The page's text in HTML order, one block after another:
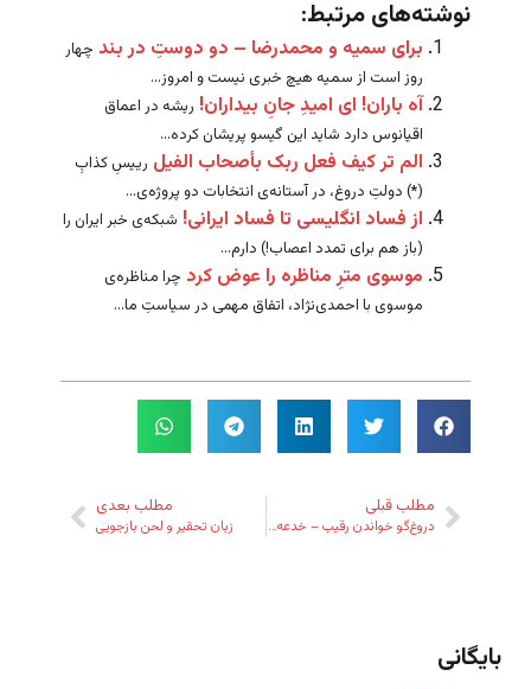
نوشته‌های مرتبط:
برای سمیه و محمدرضا – دو دوستِ در بند چهار
روز است از سمیه هیچ خبری نیست و امروز...
آه باران! ای امیدِ جانِ بیداران! ریشه در اعماق
اقیانوس دارد شاید این گیسو پریشان کرده...
الم تر کیف فعل ربک بأصحاب الفیل رییسِ کذابِ
(*) دولتِ دروغ، در آستانه‌ی انتخابات دو پروژه‌ی...
از فساد انگلیسی تا فساد ایرانی! شبکه‌ی خبر ایران را
(باز هم برای تمدد اعصاب!) دارم...
موسوی مترِ مناظره را عوض کرد چرا مناظره‌ی
موسوی با احمدی‌نژاد، اتفاق مهمی در سیاستِ ما...
مطلب قبلی
دروغ‌گو خواندن رقیب – خدعه‌ی تازه‌ی احمدی‌نژاد
مطلب بعدی
زبان تحقیر و لحن بازجویی
بایگانی